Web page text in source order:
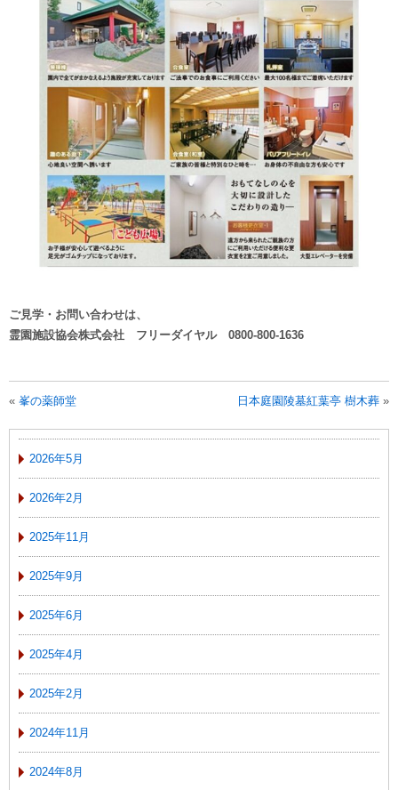
ご見学・お問い合わせは、
霊園施設協会株式会社 フリーダイヤル 0800-800-1636
« 峯の薬師堂 日本庭園陵墓紅葉亭 樹木葬 »
2026年5月
2026年2月
2025年11月
2025年9月
2025年6月
2025年4月
2025年2月
2024年11月
2024年8月